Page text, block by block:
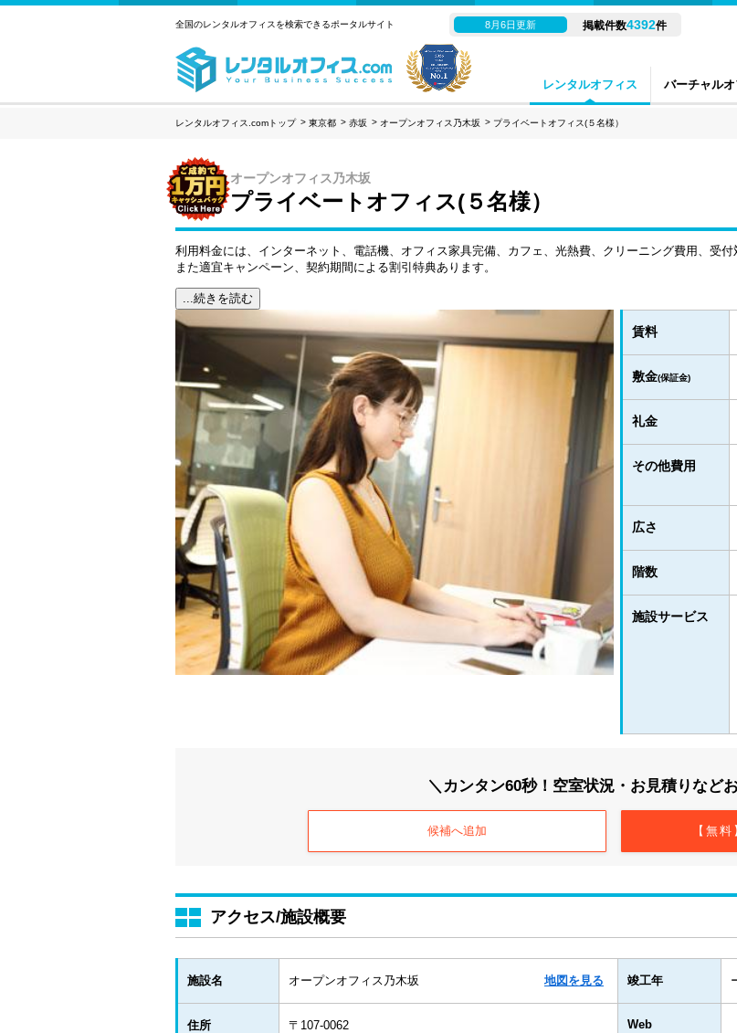
レンタルオフィス バーチャル
全国のレンタルオフィスを検索できるポータルサイト 8月6日更新 掲載件数4392件
レンタルオフィス.comトップ 東京都 赤坂 オープンオフィス乃木坂 プライベートオフィス(５名様）
オープンオフィス乃木坂
プライベートオフィス(５名様）
利用料金には、インターネット、電話機、オフィス家具完備、カフェ、光熱費、クリーニング費用、受
また適宜キャンペーン、契約期間による割引特典あります。
...続きを読む
賃料
敷金(保証金)
礼金
その他費用
広さ
階数
施設サービス
＼カンタン60秒！空室状況・お見積りなど
【無
候補へ追加
アクセス/施設概要
施設名 オープンオフィス乃木坂 地図を見る 竣工年
住所
〒107-0062
Web